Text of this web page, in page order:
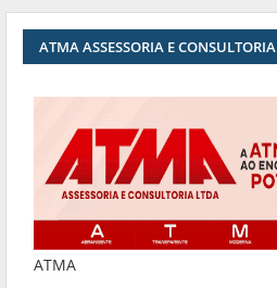
ATMA ASSESSORIA E CONSULTORIA
ATMA